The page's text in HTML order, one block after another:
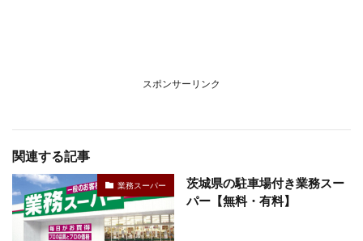
スポンサーリンク
関連する記事
業務スーパー
茨城県の駐車場付き業務スー
パー【無料・有料】